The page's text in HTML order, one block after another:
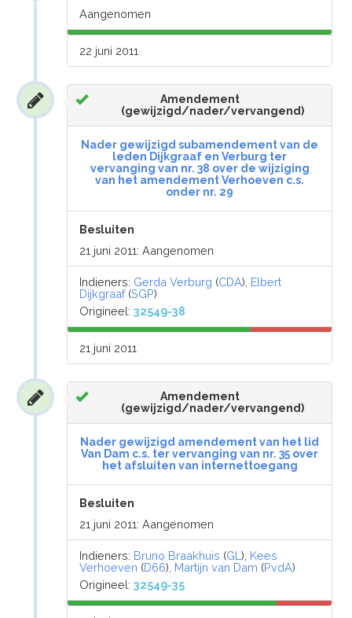
Aangenomen
22 juni 2011
Amendement
(gewijzigd/nader/vervangend)
Nader gewijzigd subamendement van de
leden Dijkgraaf en Verburg ter
vervanging van nr. 38 over de wijziging
van het amendement Verhoeven c.s.
onder nr. 29
Besluiten
21 juni 2011: Aangenomen
Indieners: Gerda Verburg (CDA), Elbert
Dijkgraaf(SGP)
Origineel:32549-38
21 juni 2011
Amendement
(gewijzigd/nader/vervangend)
Nader gewijzigd amendement van het lid
Van Dam c.s. ter vervanging van nr. 35 over
het afsluiten van internettoegang
Besluiten
21 juni 2011: Aangenomen
Indieners: Bruno Braakhuis (GL), Kees
Verhoeven (D66), Martijn van Dam (PvdA)
Origineel:32549-35